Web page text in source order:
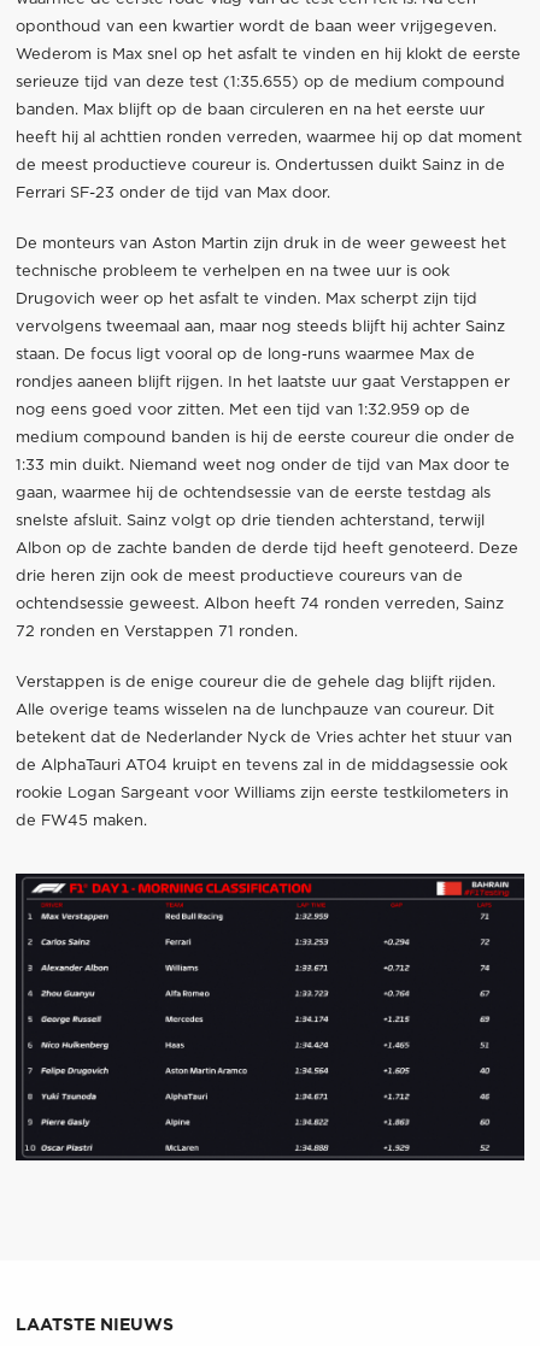
oponthoud van een kwartier wordt de baan weer vrijgegeven.
Wederom is Max snel op het asfalt te vinden en hij klokt de eerste
serieuze tijd van deze test (1:35.655) op de medium compound
banden. Max blijft op de baan circuleren en na het eerste uur
heeft hij al achttien ronden verreden, waarmee hij op dat moment
de meest productieve coureur is. Ondertussen duikt Sainz in de
Ferrari SF-23 onder de tijd van Max door.
De monteurs van Aston Martin zijn druk in de weer geweest het
technische probleem te verhelpen en na twee uur is ook
Drugovich weer op het asfalt te vinden. Max scherpt zijn tijd
vervolgens tweemaal aan, maar nog steeds blijft hij achter Sainz
staan. De focus ligt vooral op de long-runs waarmee Max de
rondjes aaneen blijft rijgen. In het laatste uur gaat Verstappen er
nog eens goed voor zitten. Met een tijd van 1:32.959 op de
medium compound banden is hij de eerste coureur die onder de
1:33 min duikt. Niemand weet nog onder de tijd van Max door te
gaan, waarmee hij de ochtendsessie van de eerste testdag als
snelste afsluit. Sainz volgt op drie tienden achterstand, terwijl
Albon op de zachte banden de derde tijd heeft genoteerd. Deze
drie heren zijn ook de meest productieve coureurs van de
ochtendsessie geweest. Albon heeft 74 ronden verreden, Sainz
72 ronden en Verstappen 71 ronden.
Verstappen is de enige coureur die de gehele dag blijft rijden.
Alle overige teams wisselen na de lunchpauze van coureur. Dit
betekent dat de Nederlander Nyck de Vries achter het stuur van
de AlphaTauri AT04 kruipt en tevens zal in de middagsessie ook
rookie Logan Sargeant voor Williams zijn eerste testkilometers in
de FW45 maken.
LAATSTE NIEUWS